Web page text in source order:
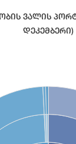
Ვალის
Დეკემბერი)
Chart